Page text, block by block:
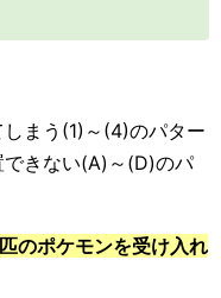
まう(1)～(4)のパター
できない(A)～(D)のパ
のポケモンを受け入れ